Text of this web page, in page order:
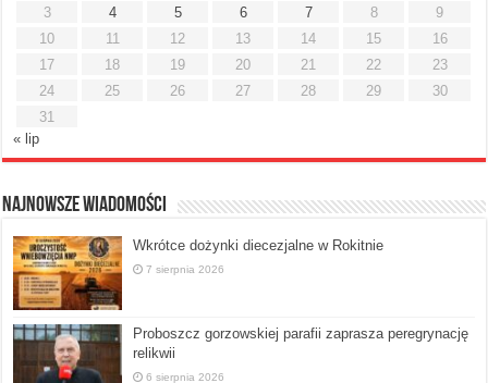
3
4 5 6 7 8
9
10
11 12 13 14 15
16
17
18 19 20 21 22
23
24
25 26 27 28 29
30
31
« lip
Najnowsze Wiadomości
Wkrótce dożynki diecezjalne w Rokitnie
7 sierpnia 2026
Proboszcz gorzowskiej parafii zaprasza peregrynację
relikwii
6 sierpnia 2026